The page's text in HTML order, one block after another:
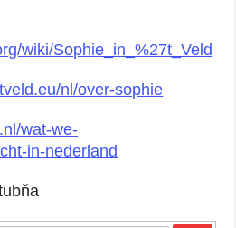
wiki/Sophie_in_%27t_Veld
nl/over-sophie
wat-we-
in-nederland